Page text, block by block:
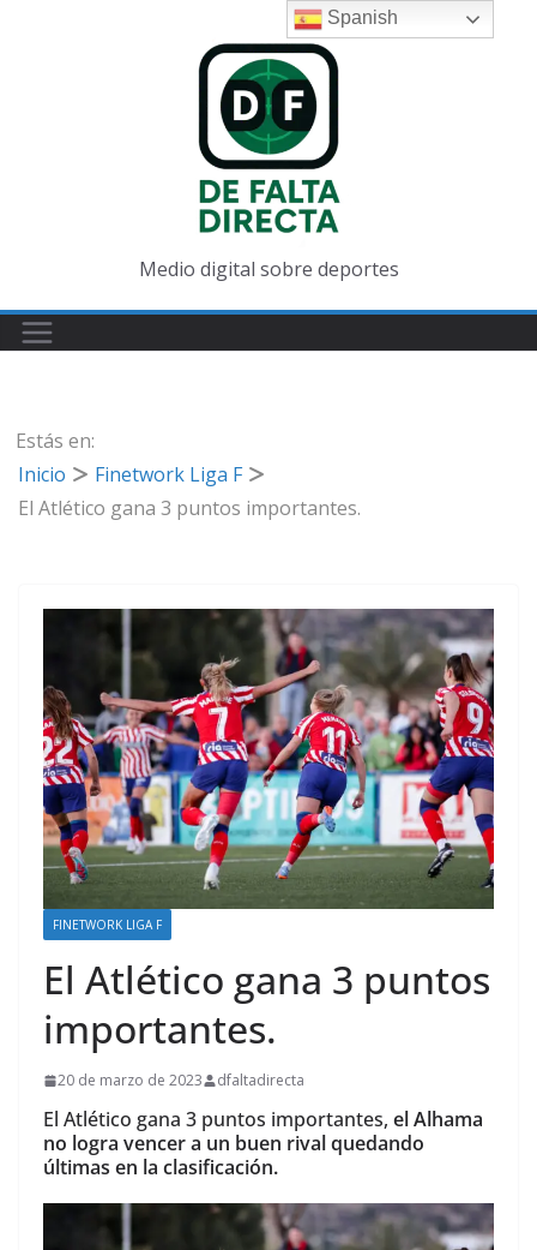
Medio digital sobre deportes
Estás en:
Inicio
Finetwork Liga F
El Atlético gana 3 puntos importantes.
FINETWORK LIGA F
El Atlético gana 3 puntos
importantes.
20 de marzo de 2023 dfaltadirecta
El Atlético gana 3 puntos importantes, el Alhama
no logra vencer a un buen rival quedando
últimas en la clasificación.
Spanish